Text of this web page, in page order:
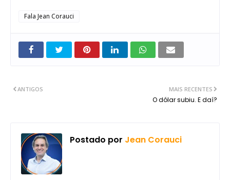
Fala Jean Corauci
MAIS RECENTES
O dólar subiu. E daí?
ANTIGOS
Postado por Jean Corauci